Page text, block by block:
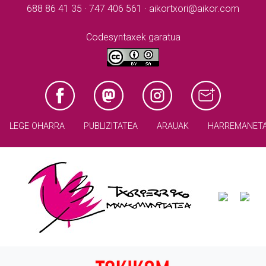
688 86 41 35 · 747 406 561 · aikortxori@aikor.com
Codesyntaxek garatua
LEGE OHARRA PUBLIZITATEA ARAUAK